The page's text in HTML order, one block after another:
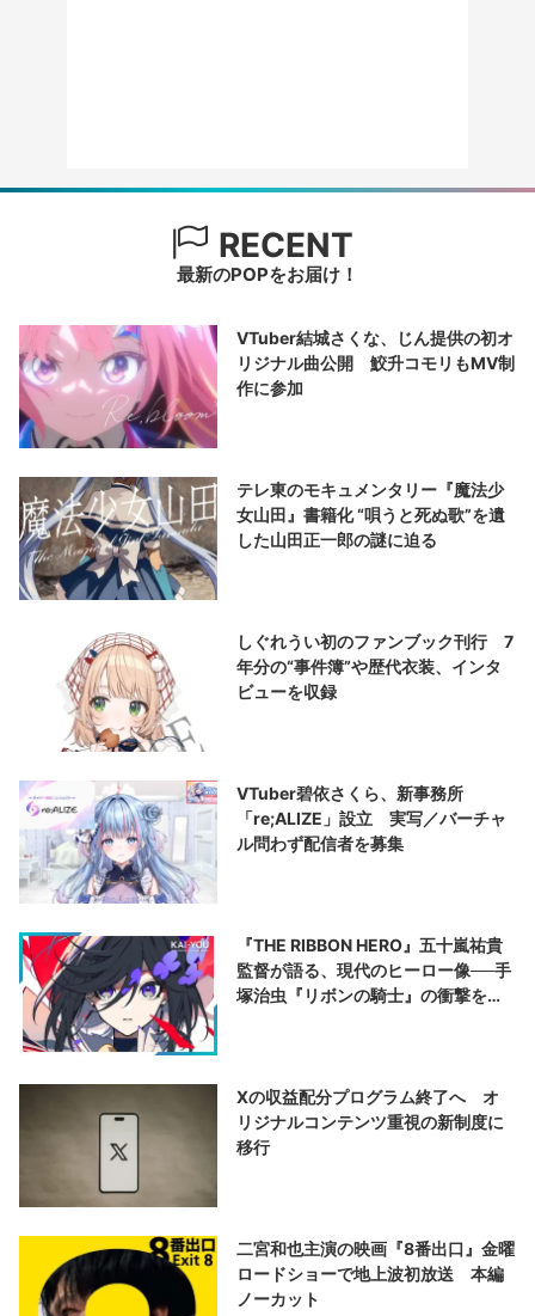
RECENT
最新のPOPをお届け！
VTuber結城さくな、じん提供の初オ
リジナル曲公開 鮫升コモリもMV制
作に参加
テレ東のモキュメンタリー『魔法少
女山田』書籍化 “唄うと死ぬ歌”を遺
した山田正一郎の謎に迫る
しぐれうい初のファンブック刊行 7
年分の“事件簿”や歴代衣装、インタ
ビューを収録
VTuber碧依さくら、新事務所
「re;ALIZE」設立 実写／バーチャ
ル問わず配信者を募集
『THE RIBBON HERO』五十嵐祐貴
監督が語る、現代のヒーロー像──手
塚治虫『リボンの騎士』の衝撃を再
Xの収益配分プログラム終了へ オ
リジナルコンテンツ重視の新制度に
移行
二宮和也主演の映画『8番出口』金曜
ロードショーで地上波初放送 本編
ノーカット